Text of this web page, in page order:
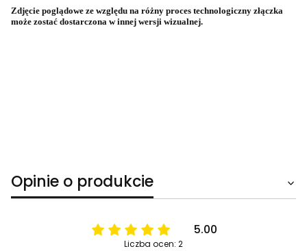
Zdjęcie poglądowe ze względu na różny proces technologiczny złączka
może zostać dostarczona w innej wersji wizualnej.
Opinie o produkcie
5.00
Liczba ocen: 2